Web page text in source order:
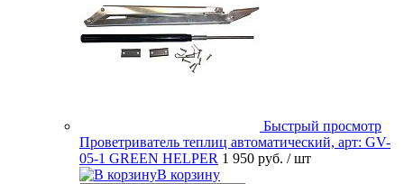
Быстрый просмотр
Проветриватель теплиц автоматический, арт: GV-
05-1 GREEN HELPER 1 950 руб. / шт
В корзину